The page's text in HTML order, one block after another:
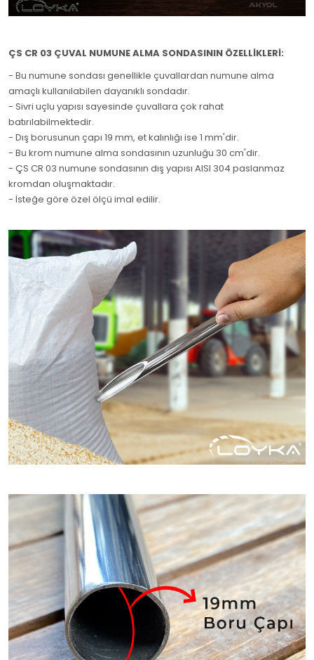
ÇS CR 03 ÇUVAL NUMUNE ALMA SONDASININ ÖZELLİKLERİ:
- Bu numune sondası genellikle çuvallardan numune alma
amaçlı kullanılabilen dayanıklı sondadır.
- Sivri uçlu yapısı sayesinde çuvallara çok rahat
batırılabilmektedir.
- Dış borusunun çapı 19 mm, et kalınlığı ise 1 mm'dir.
- Bu krom numune alma sondasının uzunluğu 30 cm'dir.
- ÇS CR 03 numune sondasının dış yapısı AISI 304 paslanmaz
kromdan oluşmaktadır.
- İsteğe göre özel ölçü imal edilir.